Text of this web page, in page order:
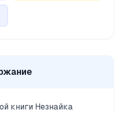
книги Незнайка